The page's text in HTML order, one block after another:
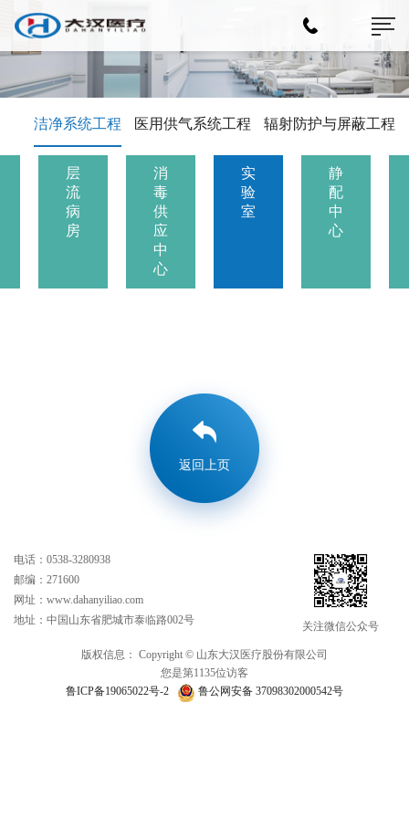
洁净系统工程 医用供气系统工程 辐射防护与屏蔽工程
层
流
病
房
消
毒
供
应
中
心
实
验
室
静
配
中
心
返回上页
关注微信公众号
电话：0538-3280938
邮编：271600
网址：www.dahanyiliao.com
地址：中国山东省肥城市泰临路002号
版权信息： Copyright © 山东大汉医疗股份有限公司
您是第1135位访客
鲁ICP备19065022号-2
鲁公网安备 37098302000542号